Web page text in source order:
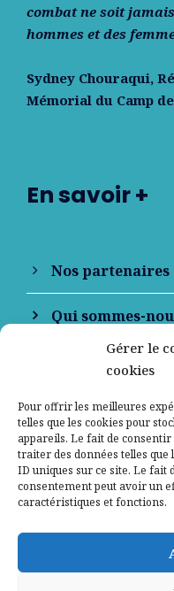
Gérer le
cookies
Pour offrir les meilleures
telles que les cookies pour
appareils. Le fait de
traiter des données telles
ID uniques sur ce site. Le fait
consentement peut avoir un
caractéristiques et fonctions.
combat ne soit
hommes et des
Sydney Chouraqui,
Mémorial du Camp
En savoir +
Nos partenaires
Qui sommes-
Contactez-nous
Mentions légales
Politique de